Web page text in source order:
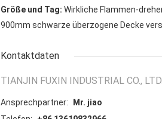
Größe und Tag: Wirkliche Flammen-
900mm schwarze überzogene Decke
Kontaktdaten
TIANJIN FUXIN INDUSTRIAL CO., LTD.
Ansprechpartner:
Mr. jiao